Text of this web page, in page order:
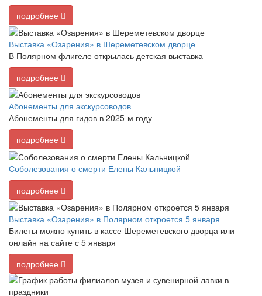
подробнее
Выставка «Озарения» в Шереметевском дворце
В Полярном флигеле открылась детская выставка
подробнее
Абонементы для экскурсоводов
Абонементы для гидов в 2025-м году
подробнее
Соболезования о смерти Елены Кальницкой
подробнее
Выставка «Озарения» в Полярном откроется 5 января
Билеты можно купить в кассе Шереметевского дворца или
онлайн на сайте с 5 января
подробнее